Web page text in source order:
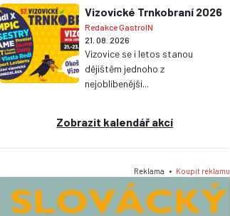
Vizovické Trnkobraní 2026
Redakce GastroIN
21. 08. 2026
Vizovice se i letos stanou
dějištěm jednoho z
nejoblíbenější...
Zobrazit kalendář akcí
Reklama • Koupit reklamu